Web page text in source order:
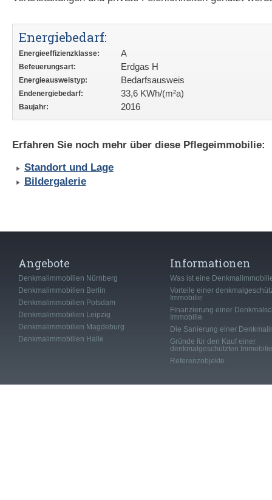
Energiebedarf:
Energieeffizienzklasse: A
Befeuerungsart: Erdgas H
Energieausweistyp: Bedarfsausweis
Endenergiebedarf: 33,6 KWh/(m²a)
Baujahr: 2016
Erfahren Sie noch mehr über diese Pflegeimmobilie:
Standort und Lage
Bildergalerie
Angebote
Denkmalimmobilien Nürnberg
Denkmalimmobilien Berlin
Denkmalimmobilien Potsdam
Denkmalimmobilien Leipzig
Denkmalimmobilien Magdeburg
Denkmalimmobilien Halle
Informationen
Was ist eine
Vorteile einer
Immobilie
Finanzierung einer
Immobilie
Die Sanierung einer
Gründe für den Kauf einer
denkmalgeschützten Immobilie
Referenzobjekte